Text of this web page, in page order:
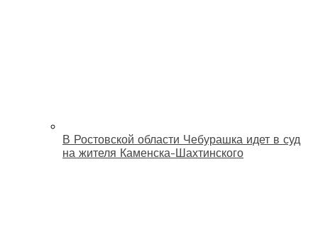
В Ростовской области Чебурашка идет в суд
на жителя Каменска-Шахтинского